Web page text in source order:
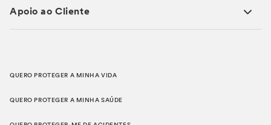
Apoio ao Cliente
QUERO PROTEGER A MINHA VIDA
QUERO PROTEGER A MINHA SAÚDE